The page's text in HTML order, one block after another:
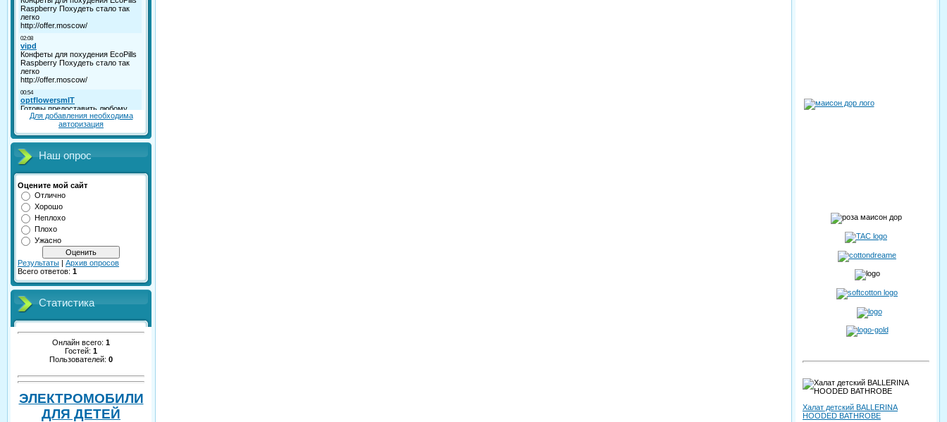
Для добавления необходима
авторизация
Наш опрос
Оцените мой сайт
Отлично
Хорошо
Неплохо
Плохо
Ужасно
Результаты | Архив опросов
Всего ответов: 1
Статистика
Онлайн всего: 1
Гостей: 1
Пользователей: 0
ЭЛЕКТРОМОБИЛИ
ДЛЯ ДЕТЕЙ
Халат детский BALLERINA
HOODED BATHROBE